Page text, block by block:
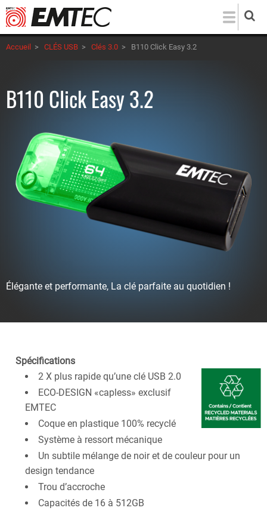
Aller
au
contenu
principal
Accueil > CLÉS USB > Clés 3.0 > B110 Click Easy 3.2
B110 Click Easy 3.2
Élégante et performante, La clé parfaite au quotidien !
Spécifications
2 X plus rapide qu’une clé USB 2.0
ECO-DESIGN «capless» exclusif
EMTEC
Coque en plastique 100% recyclé
Système à ressort mécanique
Un subtile mélange de noir et de couleur pour un
design tendance
Trou d’accroche
Capacités de 16 à 512GB